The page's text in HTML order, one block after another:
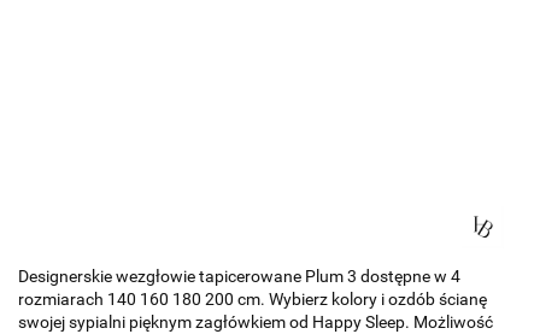
Designerskie wezgłowie tapicerowane Plum 3 dostępne w 4
rozmiarach 140 160 180 200 cm. Wybierz kolory i ozdób ścianę
swojej sypialni pięknym zagłówkiem od Happy Sleep. Możliwość